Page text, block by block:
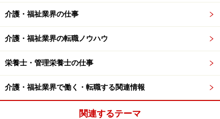
介護・福祉業界の仕事
介護・福祉業界の転職ノウハウ
栄養士・管理栄養士の仕事
介護・福祉業界で働く・転職する関連情報
関連するテーマ